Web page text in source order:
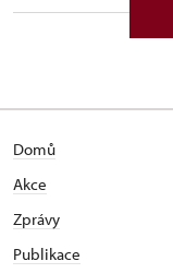
Domů
Akce
Zprávy
Publikace